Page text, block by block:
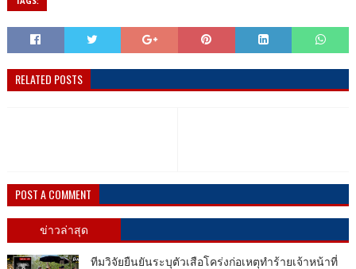
RELATED POSTS
POST A COMMENT
ข่าวล่าสุด
ทีมวิจัยยืนยันระบุตัวเสือโคร่งก่อเหตุทำร้ายเจ้าหน้าที่